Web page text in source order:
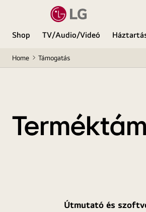
Shop TV/Audio/Videó
Home Támogatás
Útmutató és